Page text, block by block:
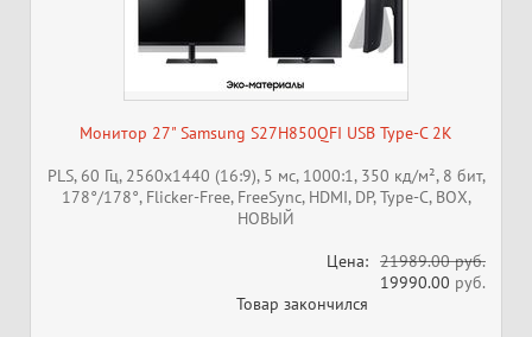
Монитор 27" Samsung S27H850QFI USB Type-C 2К
PLS, 60 Гц, 2560x1440 (16:9), 5 мс, 1000:1, 350 кд/м², 8 бит,
178°/178°, Flicker-Free, FreeSync, HDMI, DP, Type-C, ВОХ,
НОВЫЙ
Цена: 21989.00 руб.
19990.00 руб.
Товар закончился